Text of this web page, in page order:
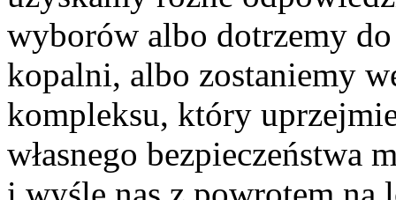
wyborów albo dotrzemy
kopalni, albo zostaniemy
kompleksu, który
własnego bezpieczeństwa